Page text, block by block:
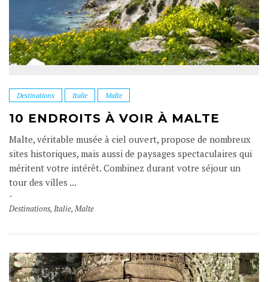
Destinations Italie Malte
10 ENDROITS À VOIR À MALTE
Malte, véritable musée à ciel ouvert, propose de nombreux
sites historiques, mais aussi de paysages spectaculaires qui
méritent votre intérêt. Combinez durant votre séjour un
tour des villes ...
Destinations, Italie, Malte